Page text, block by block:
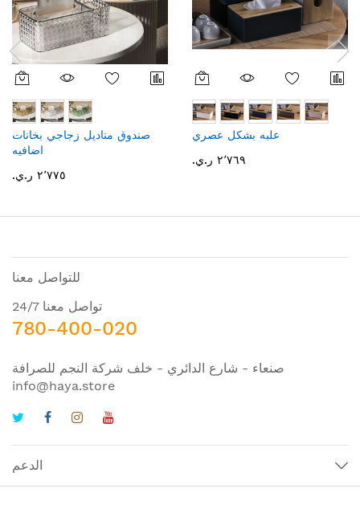
صندوق مناديل زجاجي بخانات
اضافيه
٢٬٧٧٥ ر.ي.‏
علبه بشكل عصري
٢٬٧٦٩ ر.ي.‏
للتواصل معنا
تواصل معنا 24/7
780-400-020
صنعاء - شارع الدائري - خلف شركة النجم للصرافة
info@haya.store
الدعم